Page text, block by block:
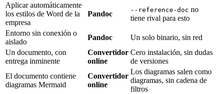
Aplicar automáticamente
los estilos de Word de la
empresa
Pandoc --reference-doc no
tiene rival para esto
Entorno sin conexión o
aislado
Pandoc
Un solo binario, sin red
Un documento, con
entrega inminente
Convertidor
online
Cero instalación, sin dudas
de versiones
El documento contiene
diagramas Mermaid
Convertidor
online
Los diagramas salen como
diagramas, sin cadena de
filtros